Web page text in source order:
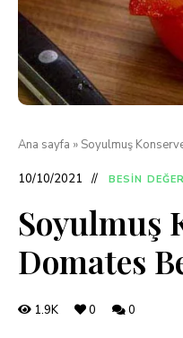
Ana sayfa » Soyulmuş
10/10/2021 BESIN
Soyulmuş
Domates
1.9K 0 0